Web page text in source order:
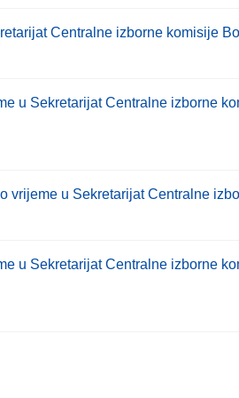
Centralne izborne komisije
u Sekretarijat Centralne izborne
u Sekretarijat Centralne
u Sekretarijat Centralne izborne